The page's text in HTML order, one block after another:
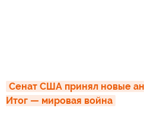
Сенат США принял новые
Итог — мировая война